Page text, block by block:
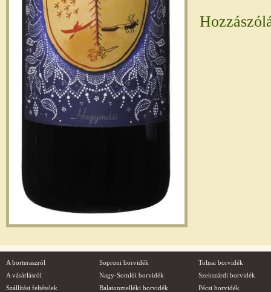
A borteraszról
A vásárlásról
Szállítási feltételek
Soproni borvidék
Nagy-Somlói borvidék
Balatonmelléki borvidék
Tolnai borvidék
Szekszárdi borvidék
Pécsi borvidék